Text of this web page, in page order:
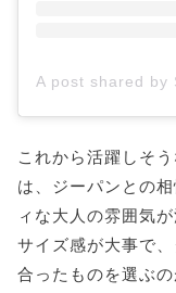
これから活躍しそ
は、ジーパンとの
ィな大人の雰囲気
サイズ感が大事で
合ったものを選ぶの